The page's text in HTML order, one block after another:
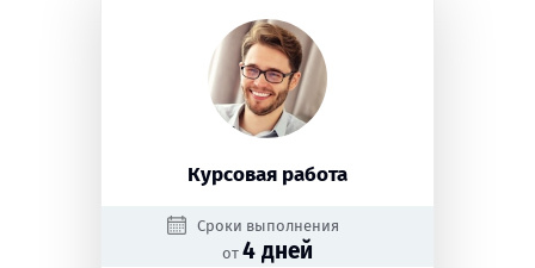
Курсовая работа
Сроки выполнения
от 4 дней